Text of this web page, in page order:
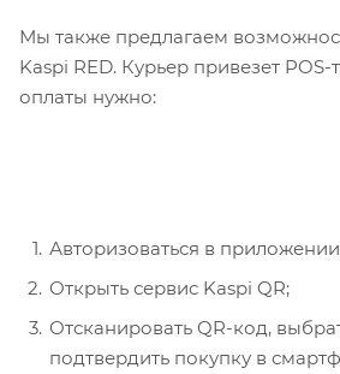
Мы также предлагаем
Kaspi RED. Курьер привезет
оплаты нужно:
Авторизоваться в
Открыть сервис Kaspi QR;
Отсканировать QR-код,
подтвердить покупку в